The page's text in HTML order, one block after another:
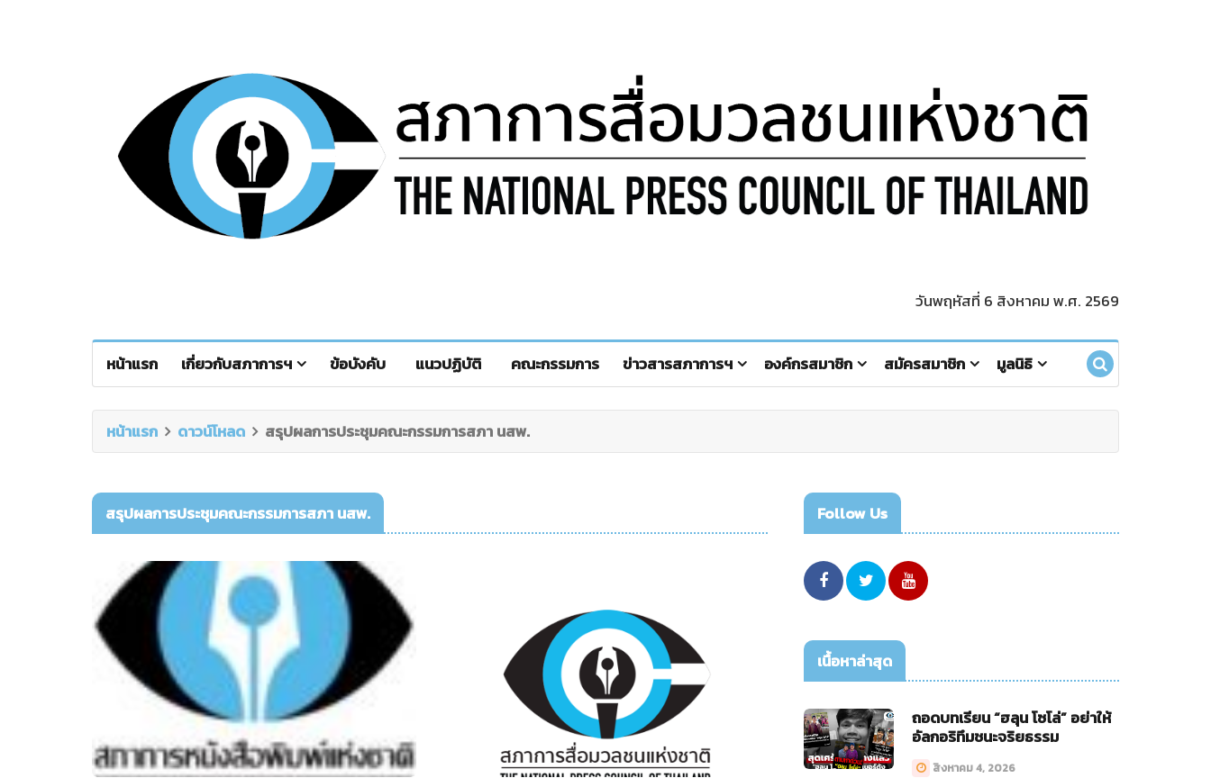
วันพฤหัสที่ 6 สิงหาคม พ.ศ. 2569
หน้าแรก เกี่ยวกับสภาการฯ ข้อบังคับ แนวปฏิบัติ คณะกรรมการ ข่าวสารสภาการฯ องค์กรสมาชิก สมัครสมาชิก มูลนิธิ
หน้าแรก ดาวน์โหลด สรุปผลการประชุมคณะกรรมการสภา นสพ.
สรุปผลการประชุมคณะกรรมการสภา นสพ. Follow Us
เนื้อหาล่าสุด
ถอดบทเรียน “ฮลุน โซโล่” อย่าให้
อัลกอริทึมชนะจริยธรรม
สิงหาคม 4, 2026